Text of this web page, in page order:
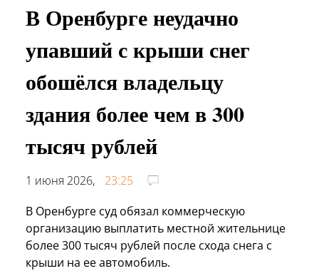
В Оренбурге неудачно
упавший с крыши снег
обошёлся владельцу
здания более чем в 300
тысяч рублей
1 июня 2026,
23:25
В Оренбурге суд обязал коммерческую
организацию выплатить местной жительнице
более 300 тысяч рублей после схода снега с
крыши на ее автомобиль.